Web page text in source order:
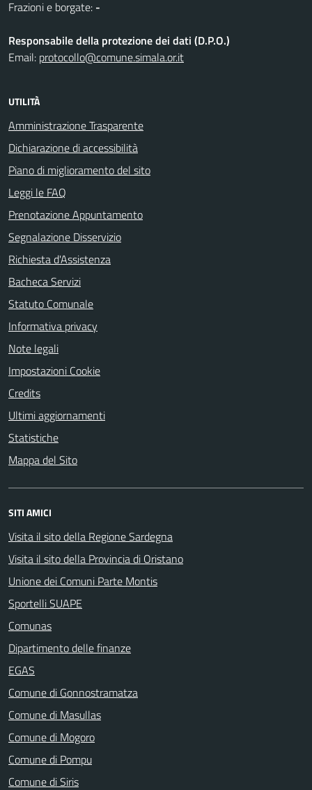
Frazioni e borgate: -
Responsabile della protezione dei dati (D.P.O.)
Email: protocollo@comune.simala.or.it
UTILITÀ
Amministrazione Trasparente
Dichiarazione di accessibilità
Piano di miglioramento del sito
Leggi le FAQ
Prenotazione Appuntamento
Segnalazione Disservizio
Richiesta d'Assistenza
Bacheca Servizi
Statuto Comunale
Informativa privacy
Note legali
Impostazioni Cookie
Credits
Ultimi aggiornamenti
Statistiche
Mappa del Sito
SITI AMICI
Visita il sito della Regione Sardegna
Visita il sito della Provincia di Oristano
Unione dei Comuni Parte Montis
Sportelli SUAPE
Comunas
Dipartimento delle finanze
EGAS
Comune di Gonnostramatza
Comune di Masullas
Comune di Mogoro
Comune di Pompu
Comune di Siris